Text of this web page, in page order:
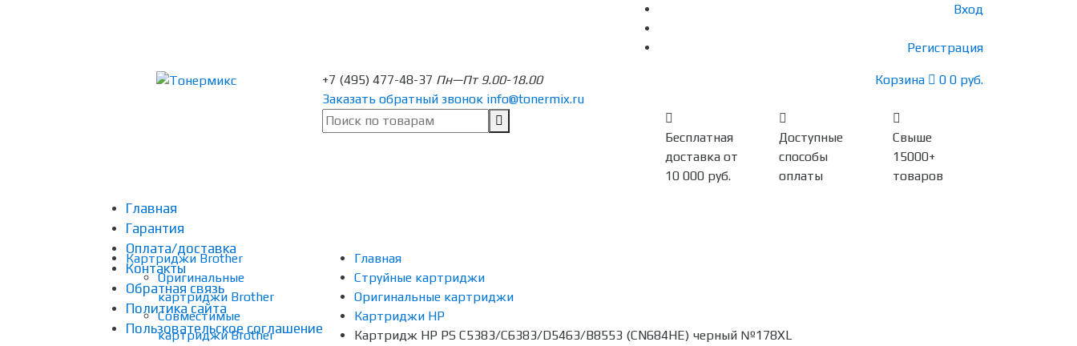
Вход
Регистрация
+7 (495) 477-48-37 Пн—Пт 9.00-18.00
Заказать обратный звонок info@tonermix.ru
Корзина 0 0 руб.
Бесплатная
доставка от
10 000 руб.
Доступные
способы
оплаты
Свыше
15000+
товаров
Главная
Гарантия
Оплата/доставка
Контакты
Обратная связь
Политика сайта
Пользовательское соглашение
Картриджи Brother
Оригинальные
картриджи Brother
Совместимые
картриджи Brother
Главная
Струйные картриджи
Оригинальные картриджи
Картриджи HP
Картридж HP PS C5383/C6383/D5463/B8553 (CN684HE) черный №178XL